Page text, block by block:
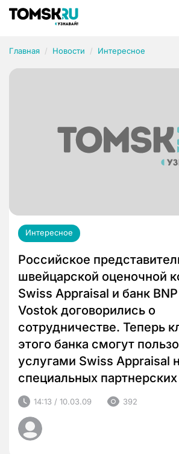
Главная Новости Интересное
Интересное
Российское
швейцарской оценочной
Swiss Appraisal и банк
Vostok договорились о
сотрудничестве. Теперь
этого банка смогут
услугами Swiss Appraisal
специальных
14:13 / 10.03.09 392